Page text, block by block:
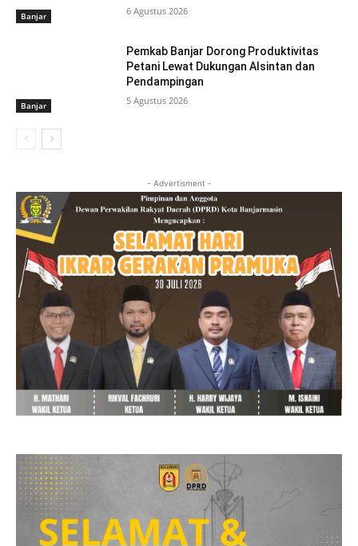
Banjar 6 Agustus 2026
Banjar
Pemkab Banjar Dorong Produktivitas
Petani Lewat Dukungan Alsintan dan
Pendampingan
5 Agustus 2026
- Advertisment -